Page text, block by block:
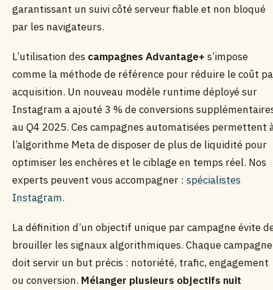
garantissant un suivi côté serveur fiable et non bloqué
par les navigateurs.
L’utilisation des campagnes Advantage+ s’impose
comme la méthode de référence pour réduire le coût
acquisition. Un nouveau modèle runtime déployé sur
Instagram a ajouté 3 % de conversions
au Q4 2025. Ces campagnes automatisées permettent
l’algorithme Meta de disposer de plus de liquidité pour
optimiser les enchères et le ciblage en temps réel. Nos
experts peuvent vous accompagner : spécialistes
Instagram.
La définition d’un objectif unique par campagne évite
brouiller les signaux algorithmiques. Chaque campagne
doit servir un but précis : notoriété, trafic, engagement
ou conversion. Mélanger plusieurs objectifs nuit